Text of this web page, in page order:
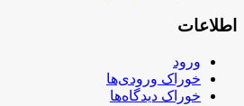
اطلاعات
ورود
خوراک ورودی‌ها
خوراک دیدگاه‌ها